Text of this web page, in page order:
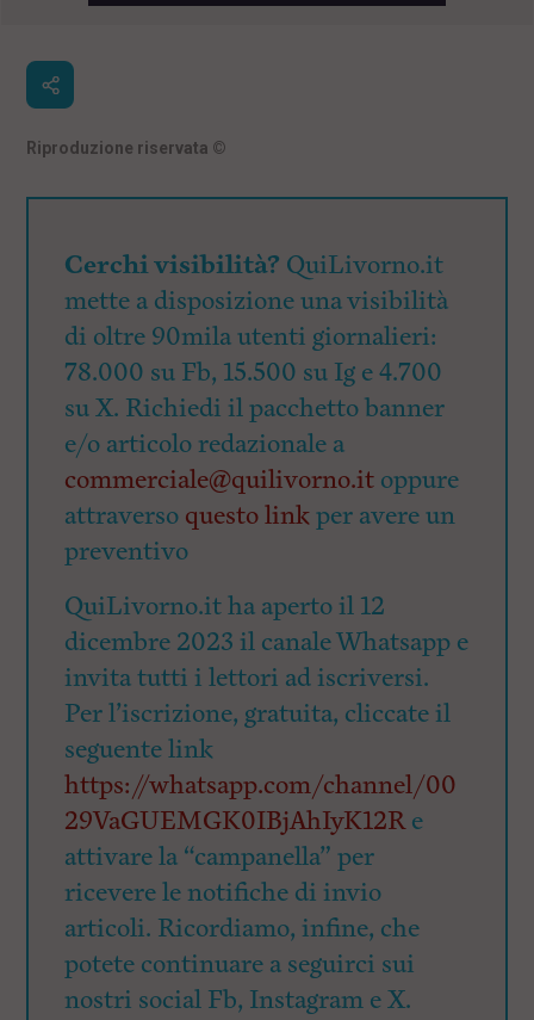
Riproduzione riservata ©
Cerchi visibilità? QuiLivorno.it
mette a disposizione una visibilità
di oltre 90mila utenti giornalieri:
78.000 su Fb, 15.500 su Ig e 4.700
su X. Richiedi il pacchetto banner
e/o articolo redazionale a
commerciale@quilivorno.it oppure
attraverso questo linkper avere un
preventivo
QuiLivorno.it ha aperto il 12
dicembre 2023 il canale Whatsapp e
invita tutti i lettori ad iscriversi.
Per l’iscrizione, gratuita, cliccate il
seguente link
https://whatsapp.com/channel/00
29VaGUEMGK0IBjAhIyK12Re
attivare la “campanella” per
ricevere le notifiche di invio
articoli. Ricordiamo, infine, che
potete continuare a seguirci sui
nostri social Fb, Instagram e X.